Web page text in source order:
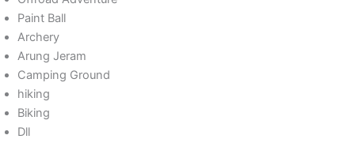
Paint Ball
Archery
Arung Jeram
Camping Ground
hiking
Biking
Dll